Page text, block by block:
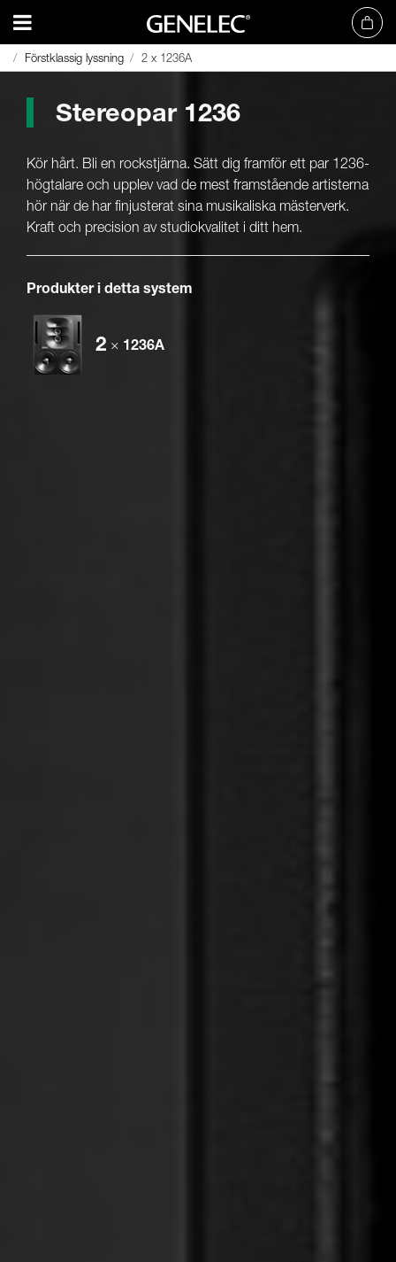
Förstklassig lyssning 2 x 1236A
Förstklassig lyssning 2 x 1236A
Stereopar 1236
Kör hårt. Bli en rockstjärna. Sätt dig framför ett par 1236-
högtalare och upplev vad de mest framstående artisterna
hör när de har finjusterat sina musikaliska mästerverk.
Kraft och precision av studiokvalitet i ditt hem.
Produkter i detta system
2 × 1236A